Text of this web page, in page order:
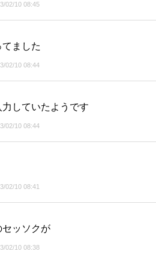
02/10 08:45
ました
02/10 08:44
していたようです
02/10 08:44
02/10 08:41
ッソクが
02/10 08:38